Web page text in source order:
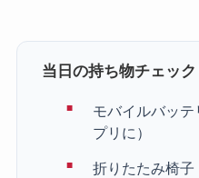
当日の持ち物チェック
モバイルバッ
プリに）
折りたたみ椅